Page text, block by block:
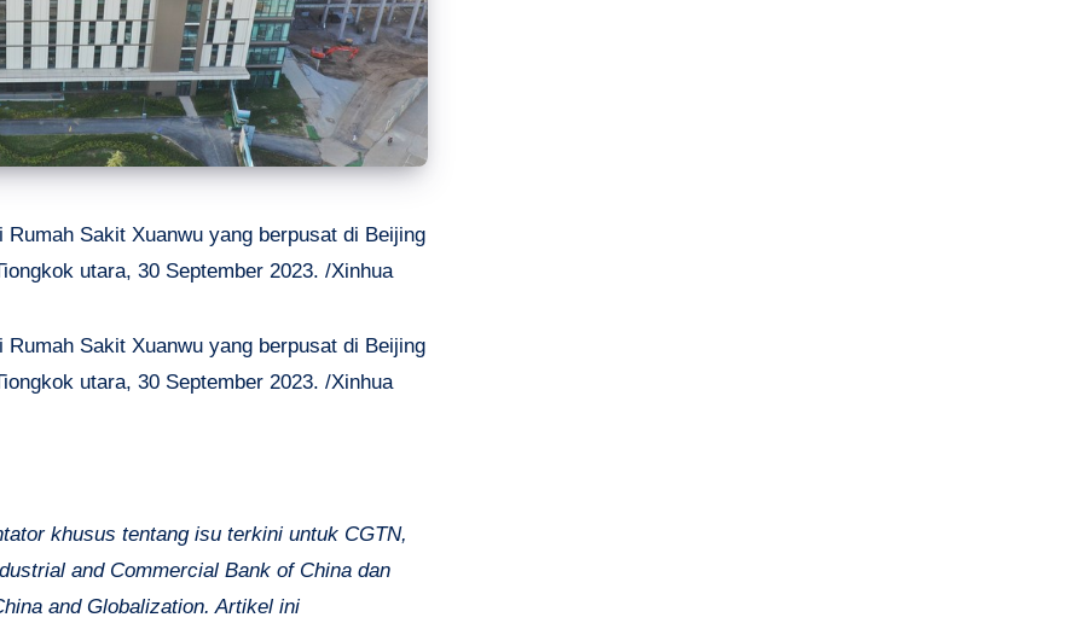
Rumah Sakit Xuanwu yang berpusat di Beijing
utara, 30 September 2023. /Xinhua
Rumah Sakit Xuanwu yang berpusat di Beijing
utara, 30 September 2023. /Xinhua
khusus tentang isu terkini untuk CGTN,
and Commercial Bank of China dan
and Globalization. Artikel ini